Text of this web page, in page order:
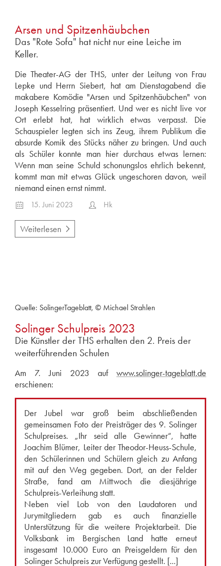
Arsen und Spitzenhäubchen
Das "Rote Sofa" hat nicht nur eine Leiche im
Keller.
Die Theater-AG der THS, unter der Leitung von Frau
Lepke und Herrn Siebert, hat am Dienstagabend die
makabere Komödie "Arsen und Spitzenhäubchen" von
Joseph Kesselring präsentiert. Und wer es nicht live vor
Ort erlebt hat, hat wirklich etwas verpasst. Die
Schauspieler legten sich ins Zeug, ihrem Publikum die
absurde Komik des Stücks näher zu bringen. Und auch
als Schüler konnte man hier durchaus etwas lernen:
Wenn man seine Schuld schonungslos ehrlich bekennt,
kommt man mit etwas Glück ungeschoren davon, weil
niemand einen ernst nimmt.
15. Juni 2023 Hk
Weiterlesen
Quelle: SolingerTageblatt, © Michael Strahlen
Solinger Schulpreis 2023
Die Künstler der THS erhalten den 2. Preis der
weiterführenden Schulen
Am 7. Juni 2023 auf www.solinger-tageblatt.de
erschienen:
Der Jubel war groß beim abschließenden
gemeinsamen Foto der Preisträger des 9. Solinger
Schulpreises. „Ihr seid alle Gewinner“, hatte
Joachim Blümer, Leiter der Theodor-Heuss-Schule,
den Schülerinnen und Schülern gleich zu Anfang
mit auf den Weg gegeben. Dort, an der Felder
Straße, fand am Mittwoch die diesjährige
Schulpreis-Verleihung statt.
Neben viel Lob von den Laudatoren und
Jurymitgliedern gab es auch finanzielle
Unterstützung für die weitere Projektarbeit. Die
Volksbank im Bergischen Land hatte erneut
insgesamt 10.000 Euro an Preisgeldern für den
Solinger Schulpreis zur Verfügung gestellt. [...]